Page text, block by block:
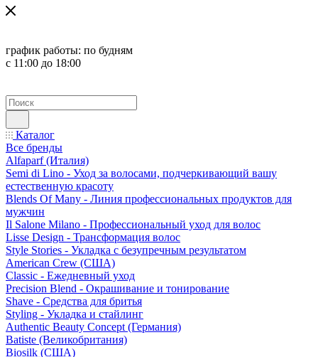
график работы: по будням
с 11:00 до 18:00
Каталог
Все бренды
Alfaparf (Италия)
Semi di Lino - Уход за волосами, подчеркивающий вашу
естественную красоту
Blends Of Many - Линия профессиональных продуктов для
мужчин
Il Salone Milano - Профессиональный уход для волос
Lisse Design - Трансформация волос
Style Stories - Укладка с безупречным результатом
American Crew (США)
Classic - Ежедневный уход
Precision Blend - Окрашивание и тонирование
Shave - Средства для бритья
Styling - Укладка и стайлинг
Authentic Beauty Concept (Германия)
Batiste (Великобритания)
Biosilk (США)